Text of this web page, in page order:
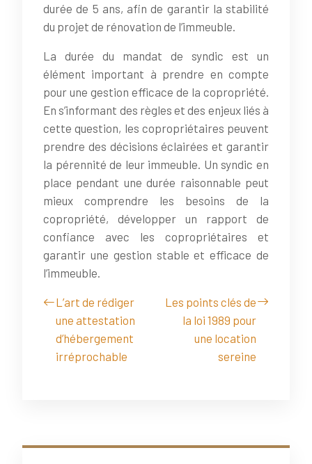
durée de 5 ans, afin de garantir la stabilité
du projet de rénovation de l’immeuble.
La durée du mandat de syndic est un
élément important à prendre en compte
pour une gestion efficace de la copropriété.
En s’informant des règles et des enjeux liés à
cette question, les copropriétaires peuvent
prendre des décisions éclairées et garantir
la pérennité de leur immeuble. Un syndic en
place pendant une durée raisonnable peut
mieux comprendre les besoins de la
copropriété, développer un rapport de
confiance avec les copropriétaires et
garantir une gestion stable et efficace de
l’immeuble.
L’art de rédiger
une attestation
d’hébergement
irréprochable
Les points clés de
la loi 1989 pour
une location
sereine